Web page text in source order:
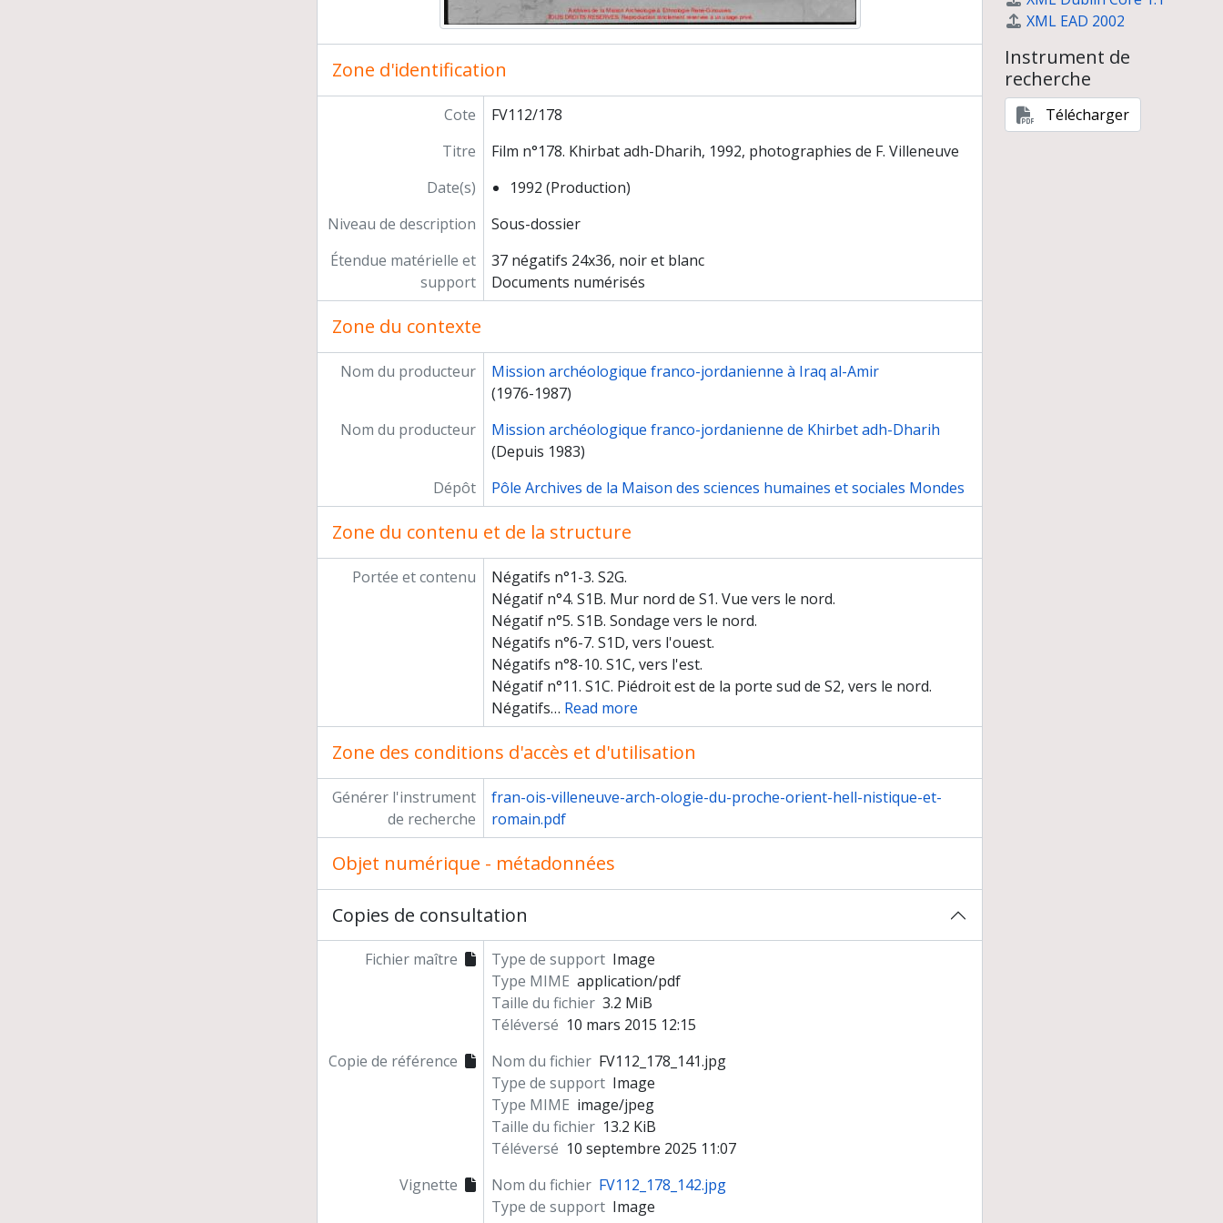
Zone d'identification
Cote
FV112/178
Titre
Film n°178. Khirbat adh-Dharih, 1992, photographies de F. Villeneuve
Date(s)
1992 (Production)
Niveau de description
Sous-dossier
Étendue matérielle et
support
37 négatifs 24x36, noir et blanc
Documents numérisés
Zone du contexte
Nom du producteur
Mission archéologique franco-jordanienne à Iraq al-Amir
(1976-1987)
Nom du producteur
Mission archéologique franco-jordanienne de Khirbet adh-Dharih
(Depuis 1983)
Dépôt
Pôle Archives de la Maison des sciences humaines et sociales Mondes
Zone du contenu et de la structure
Portée et contenu
Négatifs n°1-3. S2G.
Négatif n°4. S1B. Mur nord de S1. Vue vers le nord.
Négatif n°5. S1B. Sondage vers le nord.
Négatifs n°6-7. S1D, vers l'ouest.
Négatifs n°8-10. S1C, vers l'est.
Négatif n°11. S1C. Piédroit est de la porte sud de S2, vers le nord.
Négatifs… Read more
Zone des conditions d'accès et d'utilisation
Générer l'instrument
de recherche
fran-ois-villeneuve-arch-ologie-du-proche-orient-hell-nistique-et-
romain.pdf
Objet numérique - métadonnées
Copies de consultation
Fichier maître Type de support Image
Type MIME application/pdf
Taille du fichier 3.2 MiB
Téléversé 10 mars 2015 12:15
Copie de référence
Nom du fichier FV112_178_141.jpg
Type de support Image
Type MIME image/jpeg
Taille du fichier 13.2 KiB
Téléversé 10 septembre 2025 11:07
Vignette
Nom du fichier FV112_178_142.jpg
Type de support Image
XML EAD 2002
Instrument de
recherche
Télécharger